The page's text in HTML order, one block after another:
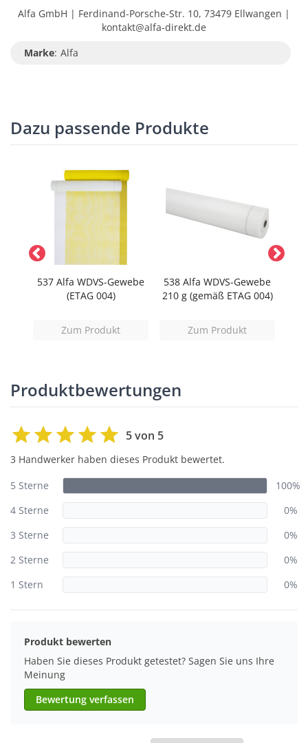
Alfa GmbH | Ferdinand-Porsche-Str. 10, 73479 Ellwangen |
kontakt@alfa-direkt.de
Marke: Alfa
Dazu passende Produkte
537 Alfa WDVS-Gewebe
(ETAG 004)
Zum Produkt
538 Alfa WDVS-Gewebe
210 g (gemäß ETAG 004)
Zum Produkt
Produktbewertungen
5 von 5
3 Handwerker haben dieses Produkt bewertet.
5 Sterne
100%
4 Sterne
0%
3 Sterne
0%
2 Sterne
0%
1 Stern
0%
Produkt bewerten
Haben Sie dieses Produkt getestet? Sagen Sie uns Ihre
Meinung
Bewertung verfassen